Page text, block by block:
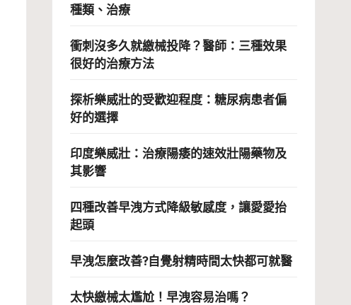
種類、治療
衝刺沒多久就繳械投降？醫師：三種效果
很好的治療方法
探析樂威壯的受歡迎程度：糖尿病患者偏
好的選擇
印度樂威壯：治療陽痿的速效壯陽藥物及
其影響
四種改善早洩方式降級敏感度，讓愛愛抬
起頭
早洩怎麼改善?自覺射精時間太快都可就醫
太快繳械太尷尬！早洩容易治嗎？